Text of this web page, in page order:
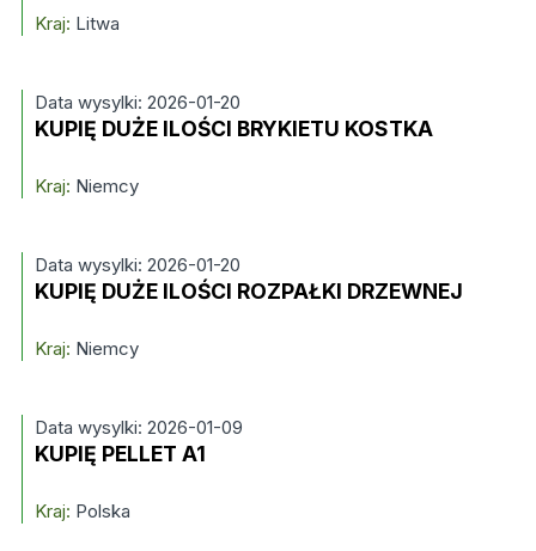
Kraj: Litwa
Data wysylki: 2026-01-20
KUPIĘ DUŻE ILOŚCI BRYKIETU KOSTKA
Kraj: Niemcy
Data wysylki: 2026-01-20
KUPIĘ DUŻE ILOŚCI ROZPAŁKI DRZEWNEJ
Kraj: Niemcy
Data wysylki: 2026-01-09
KUPIĘ PELLET A1
Kraj: Polska